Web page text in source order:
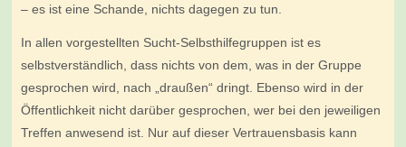
– es ist eine Schande, nichts dagegen zu tun.
In allen vorgestellten Sucht-Selbsthilfegruppen ist es
selbstverständlich, dass nichts von dem, was in der Gruppe
gesprochen wird, nach „draußen“ dringt. Ebenso wird in der
Öffentlichkeit nicht darüber gesprochen, wer bei den jeweiligen
Treffen anwesend ist. Nur auf dieser Vertrauensbasis kann